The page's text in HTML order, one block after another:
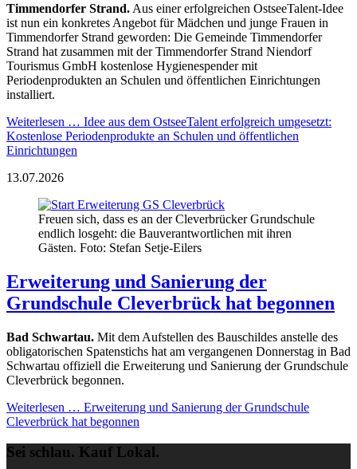
Timmendorfer Strand. Aus einer erfolgreichen OstseeTalent-Idee
ist nun ein konkretes Angebot für Mädchen und junge Frauen in
Timmendorfer Strand geworden: Die Gemeinde Timmendorfer
Strand hat zusammen mit der Timmendorfer Strand Niendorf
Tourismus GmbH kostenlose Hygienespender mit
Periodenprodukten an Schulen und öffentlichen Einrichtungen
installiert.
Weiterlesen … Idee aus dem OstseeTalent erfolgreich umgesetzt:
Kostenlose Periodenprodukte an Schulen und öffentlichen
Einrichtungen
13.07.2026
Freuen sich, dass es an der Cleverbrücker Grundschule
endlich losgeht: die Bauverantwortlichen mit ihren
Gästen. Foto: Stefan Setje-Eilers
Erweiterung und Sanierung der
Grundschule Cleverbrück hat begonnen
Bad Schwartau. Mit dem Aufstellen des Bauschildes anstelle des
obligatorischen Spatenstichs hat am vergangenen Donnerstag in Bad
Schwartau offiziell die Erweiterung und Sanierung der Grundschule
Cleverbrück begonnen.
Weiterlesen … Erweiterung und Sanierung der Grundschule
Cleverbrück hat begonnen
Sei schlau. Kauf Lokal.